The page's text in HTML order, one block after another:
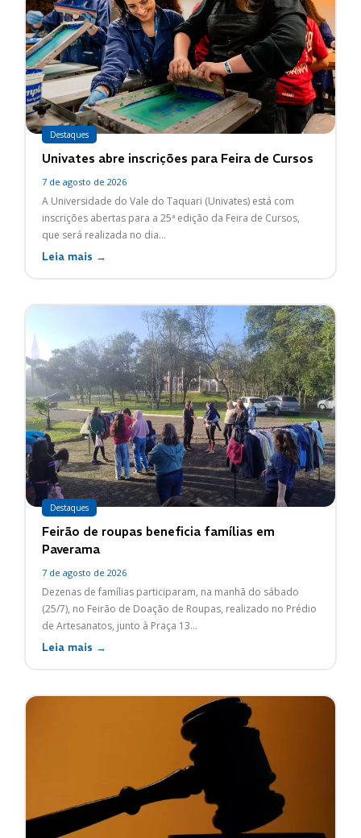
Destaques
Univates abre inscrições para Feira de Cursos
7 de agosto de 2026
A Universidade do Vale do Taquari (Univates) está com
inscrições abertas para a 25ª edição da Feira de Cursos,
que será realizada no dia...
Leia mais →
Destaques
Feirão de roupas beneficia famílias em
Paverama
7 de agosto de 2026
Dezenas de famílias participaram, na manhã do sábado
(25/7), no Feirão de Doação de Roupas, realizado no Prédio
de Artesanatos, junto à Praça 13...
Leia mais →